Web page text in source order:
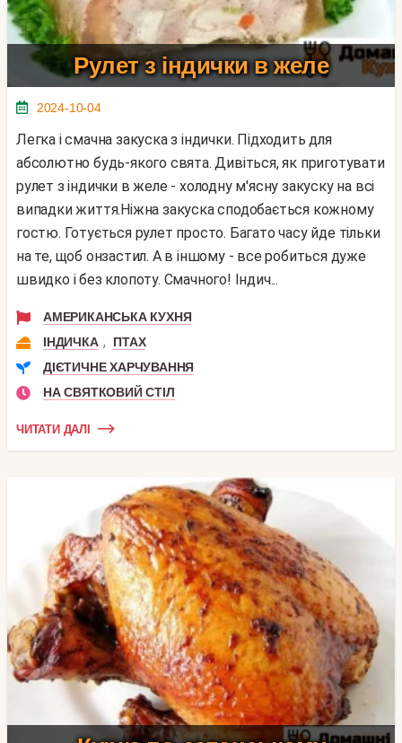
Рулет з індички в желе
2024-10-04
Легка і смачна закуска з індички. Підходить для
абсолютно будь-якого свята. Дивіться, як приготувати
рулет з індички в желе - холодну м'ясну закуску на всі
випадки життя.Ніжна закуска сподобається кожному
гостю. Готується рулет просто. Багато часу йде тільки
на те, щоб онзастил. А в іншому - все робиться дуже
швидко і без клопоту. Смачного! Індич...
АМЕРИКАНСЬКА КУХНЯ
ІНДИЧКА ,
ПТАХ
ДІЄТИЧНЕ ХАРЧУВАННЯ
НА СВЯТКОВИЙ СТІЛ
ЧИТАТИ ДАЛІ